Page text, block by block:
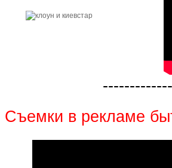
Съемки в рекламе